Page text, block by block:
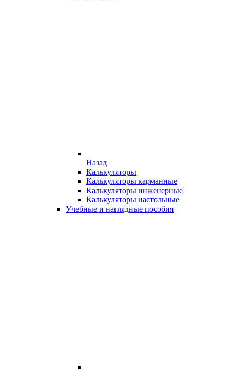
Назад
Калькуляторы
Калькуляторы карманные
Калькуляторы инженерные
Калькуляторы настольные
Учебные и наглядные пособия